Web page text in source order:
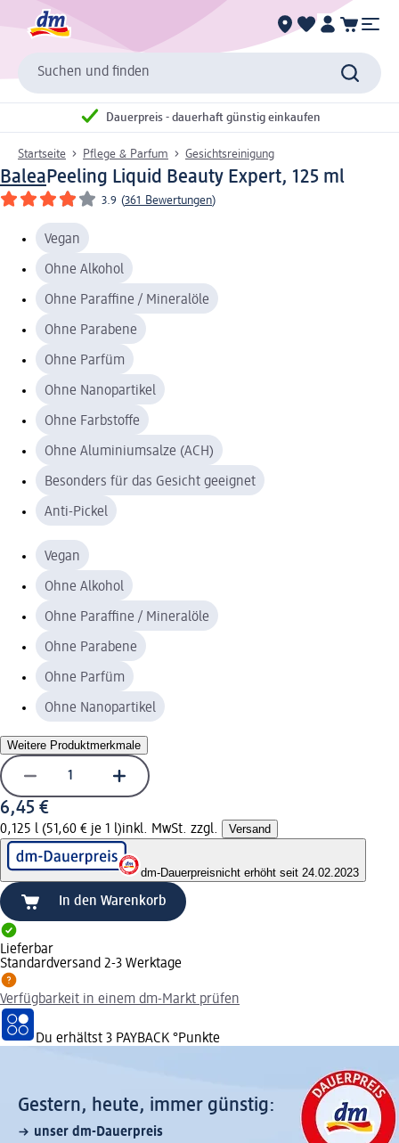
Suchen und finden
Dauerpreis - dauerhaft günstig einkaufen
Startseite Pflege & Parfum Gesichtsreinigung
BaleaPeeling Liquid Beauty Expert, 125 ml
3.9 (361 Bewertungen)
Vegan
Ohne Alkohol
Ohne Paraffine / Mineralöle
Ohne Parabene
Ohne Parfüm
Ohne Nanopartikel
Ohne Farbstoffe
Ohne Aluminiumsalze (ACH)
Besonders für das Gesicht geeignet
Anti-Pickel
Vegan
Ohne Alkohol
Ohne Paraffine / Mineralöle
Ohne Parabene
Ohne Parfüm
Ohne Nanopartikel
Weitere Produktmerkmale
6,45 €
0,125 l (51,60 € je 1 l)inkl. MwSt. zzgl. Versand
dm-Dauerpreisnicht erhöht seit 24.02.2023
In den Warenkorb
Lieferbar
Standardversand 2-3 Werktage
Verfügbarkeit in einem dm-Markt prüfen
Du erhältst 3 PAYBACK °Punkte
Gestern, heute, immer günstig:
unser dm-Dauerpreis